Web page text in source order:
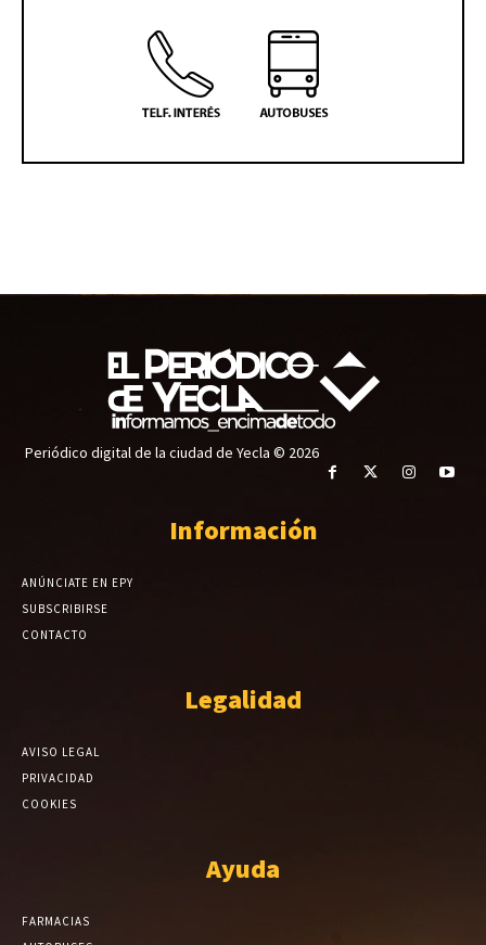
Periódico digital de la ciudad de Yecla © 2026
Información
ANÚNCIATE EN EPY
SUBSCRIBIRSE
CONTACTO
Legalidad
AVISO LEGAL
PRIVACIDAD
COOKIES
Ayuda
FARMACIAS